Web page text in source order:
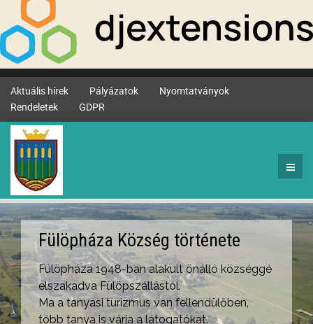
Aktuális hírek Pályázatok
Nyomtatványok
Rendeletek
GDPR
Elérhetőségeink
Írjon nekünk vagy hívjon minket! Az alábbi
oldalakon megtalálja ügyintézőink
elérhetőségeit